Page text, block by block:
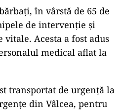
în vârstă de 65 de
de intervenție și
vitale. Acesta a fost adus
medical aflat la
transportat de urgență la
din Vâlcea, pentru